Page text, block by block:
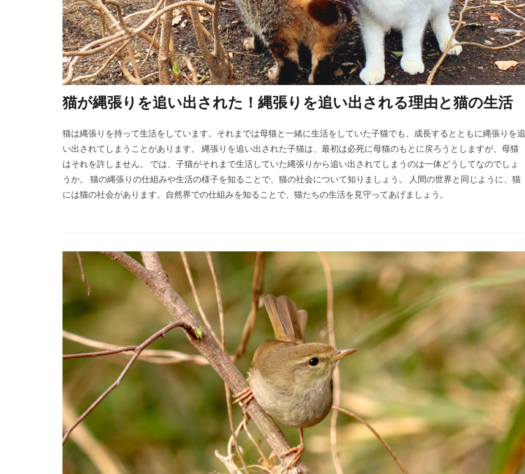
猫が縄張りを追い出された！縄張りを追い出される理由と猫の生活
猫は縄張りを持って生活をしています。それまでは母猫と一緒に生活をしていた子猫でも、成長するとともに縄張りを追
い出されてしまうことがあります。 縄張りを追い出された子猫は、最初は必死に母猫のもとに戻ろうとしますが、母猫
はそれを許しません。 では、子猫がそれまで生活していた縄張りから追い出されてしまうのは一体どうしてなのでしょ
うか。 猫の縄張りの仕組みや生活の様子を知ることで、猫の社会について知りましょう。 人間の世界と同じように、猫
には猫の社会があります。自然界での仕組みを知ることで、猫たちの生活を見守ってあげましょう。